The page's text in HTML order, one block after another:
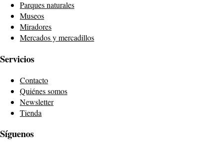
Parques naturales
Museos
Miradores
Mercados y mercadillos
Servicios
Contacto
Quiénes somos
Newsletter
Tienda
Síguenos